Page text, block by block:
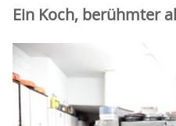
Ein Koch, berühmter